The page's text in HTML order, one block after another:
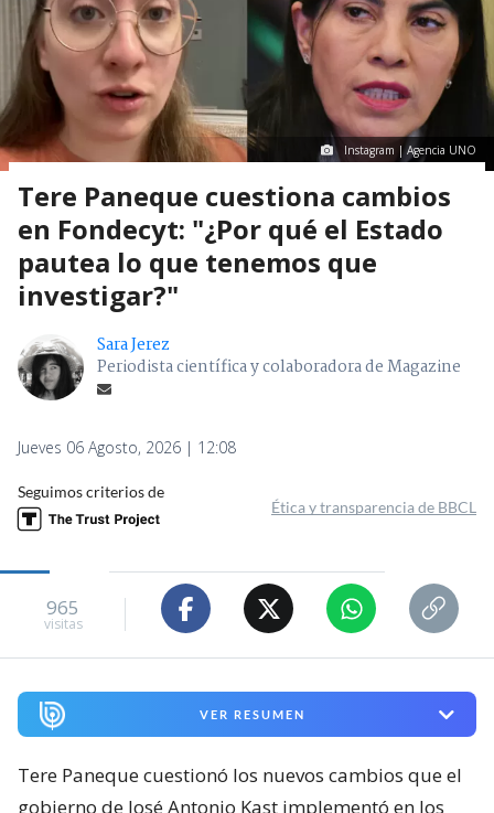
Instagram | Agencia UNO
Tere Paneque cuestiona cambios
en Fondecyt: "¿Por qué el Estado
pautea lo que tenemos que
investigar?"
Sara Jerez
Periodista científica y colaboradora de Magazine
Jueves 06 Agosto, 2026 | 12:08
Seguimos criterios de
Ética y transparencia de BBCL
965
visitas
VER RESUMEN
Tere Paneque cuestionó los nuevos cambios que el
gobierno de José Antonio Kast implementó en los